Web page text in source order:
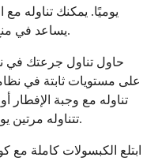
يوميًا. يمكنك تناوله
يساعد في منع اضطراب المعدة إذا كنت حساسًا للأدوية.
حاول تناول جرعتك في
على مستويات ثابتة في
تناوله مع وجبة الإفطار
تتناوله مرتين يوميًا، فقم بتباعد الجرعات بحوالي 12 ساعة.
ابتلع الكبسولات كاملة